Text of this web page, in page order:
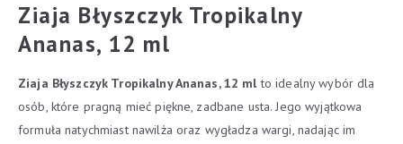
Ziaja Błyszczyk Tropikalny
Ananas, 12 ml
Ziaja Błyszczyk Tropikalny Ananas, 12 mlto idealny wybór dla
osób, które pragną mieć piękne, zadbane usta. Jego wyjątkowa
formuła natychmiast nawilża oraz wygładza wargi, nadając im